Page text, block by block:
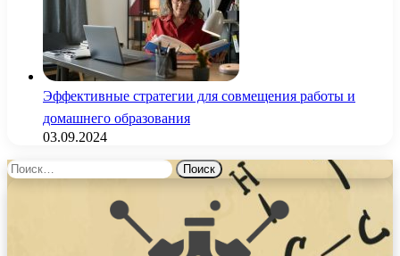
Эффективные стратегии для совмещения работы и
домашнего образования
03.09.2024
Найти: